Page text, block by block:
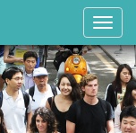
Toggle